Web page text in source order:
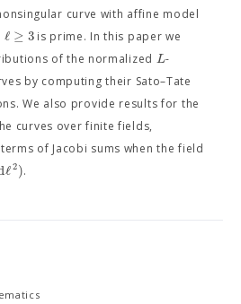
curve with affine model
ℓ ≥ 3is prime. In this paper we
of the normalized L-
by computing their Sato–Tate
We also provide results for the
curves over finite fields,
of Jacobi sums when the field
ℓ2).